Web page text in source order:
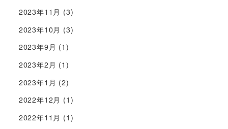
2023年11月 (3)
2023年10月 (3)
2023年9月 (1)
2023年2月 (1)
2023年1月 (2)
2022年12月 (1)
2022年11月 (1)